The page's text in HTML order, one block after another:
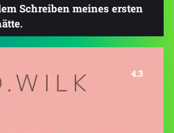
Schreiben meines ersten
4.3